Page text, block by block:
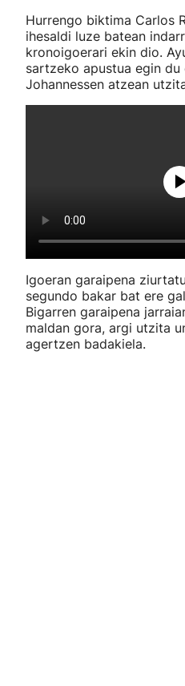
Hurrengo biktima Carlos
ihesaldi luze batean
kronoigoerari ekin dio.
sartzeko apustua egin
Johannessen atzean
Igoeran garaipena
segundo bakar bat ere
Bigarren garaipena
maldan gora, argi utzita
agertzen badakiela.